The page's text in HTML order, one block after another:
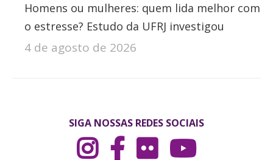
Homens ou mulheres: quem lida melhor com
o estresse? Estudo da UFRJ investigou
4 de agosto de 2026
SIGA NOSSAS REDES SOCIAIS